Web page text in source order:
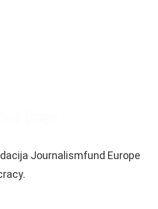
Journalismfund Europe